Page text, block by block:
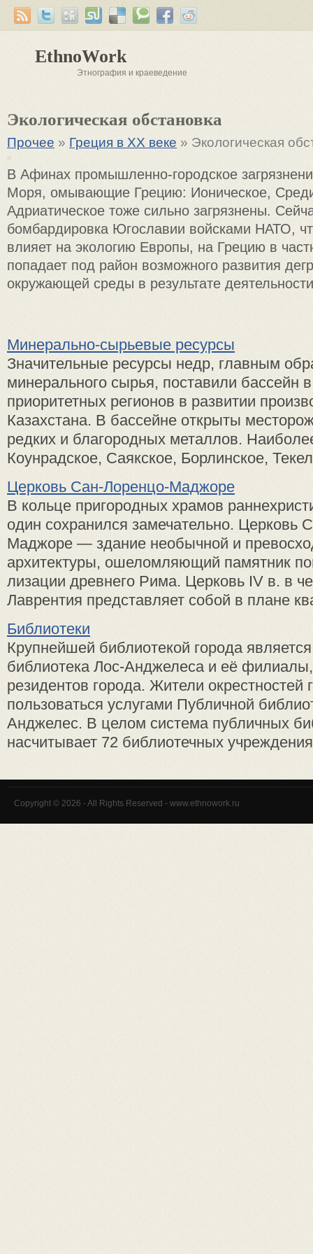
EthnoWork
Этнография и краеведение
Экологическая обстановка
Прочее » Греция в XX веке » Экологическая
В Афинах промышленно-городское
Моря, омывающие Грецию: Ионическое,
Адриатическое тоже сильно загрязнены.
бомбардировка Югославии войсками НАТО,
влияет на экологию Европы, на Грецию в
попадает под район возможного развития
окружающей среды в результате
Минерально-сырьевые ресурсы
Значительные ресурсы недр, главным
минерального сырья, поставили бассейн
приоритетных регионов в развитии
Казахстана. В бассейне открыты
редких и благородных металлов.
Коунрадское, Саякское, Борлинское,
Церковь Сан-Лоренцо-Маджоре
В кольце пригородных храмов
один сохранился замечательно. Церковь
Маджо­ре — здание необычной и
архитектуры, ошеломля­ющий памятник
лизации древнего Рима. Церковь IV в. в
Лаврен­тия представляет собой в плане
Библиотеки
Крупнейшей библиотекой города
библиотека Лос-Анджелеса и её
резидентов города. Жители окрестностей
пользоваться услугами Публичной
Анджелес. В целом система публичных
насчитывает 72 библиотечных
Copyright © 2026 - All Rights Reserved - www.ethnowork.ru